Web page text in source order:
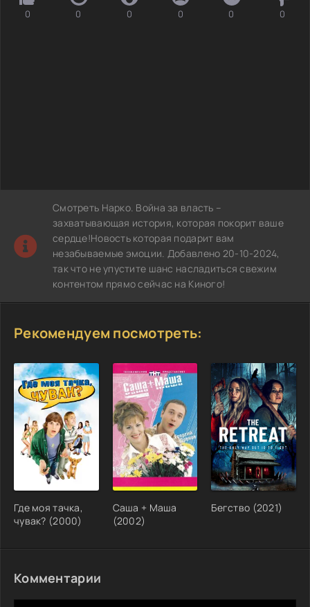
0 0 0 0 0 0
Смотреть Нарко. Война за власть –
захватывающая история, которая покорит ваше
сердце!Новость которая подарит вам
незабываемые эмоции. Добавлено 20-10-2024,
так что не упустите шанс насладиться свежим
контентом прямо сейчас на Киного!
Рекомендуем посмотреть:
Где моя тачка,
чувак? (2000)
Саша + Маша
(2002)
Бегство (2021)
Комментарии